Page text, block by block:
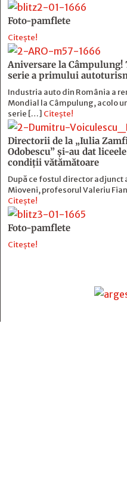
Foto-pamflete
Citește!
Aniversare la Câmpulung!
serie a primului
Industria auto din România a
Mondial la Câmpulung, acolo
serie […] Citește!
Directorii de la „Iulia
Odobescu” și-au dat
condiții vătămătoare
După ce fostul director adjunct
Mioveni, profesorul Valeriu
Citește!
Foto-pamflete
Citește!